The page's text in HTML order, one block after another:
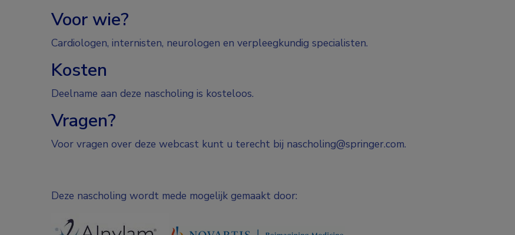
Voor wie?
Cardiologen, internisten, neurologen en verpleegkundig specialisten.
Kosten
Deelname aan deze nascholing is kosteloos.
Vragen?
Voor vragen over deze webcast kunt u terecht bij nascholing@springer.com.
Deze nascholing wordt mede mogelijk gemaakt door: